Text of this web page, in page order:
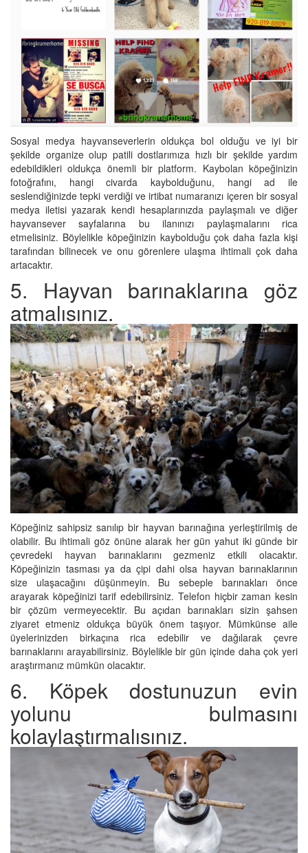
Sosyal medya hayvanseverlerin oldukça bol olduğu ve iyi bir
şekilde organize olup patili dostlarımıza hızlı bir şekilde yardım
edebildikleri oldukça önemli bir platform. Kaybolan köpeğinizin
fotoğrafını, hangi civarda kaybolduğunu, hangi ad ile
seslendiğinizde tepki verdiği ve irtibat numaranızı içeren bir sosyal
medya iletisi yazarak kendi hesaplarınızda paylaşmalı ve diğer
hayvansever sayfalarına bu ilanınızı paylaşmalarını rica
etmelisiniz. Böylelikle köpeğinizin kaybolduğu çok daha fazla kişi
tarafından bilinecek ve onu görenlere ulaşma ihtimali çok daha
artacaktır.
5. Hayvan barınaklarına göz
atmalısınız.
Köpeğiniz sahipsiz sanılıp bir hayvan barınağına yerleştirilmiş de
olabilir. Bu ihtimali göz önüne alarak her gün yahut iki günde bir
çevredeki hayvan barınaklarını gezmeniz etkili olacaktır.
Köpeğinizin tasması ya da çipi dahi olsa hayvan barınaklarının
size ulaşacağını düşünmeyin. Bu sebeple barınakları önce
arayarak köpeğinizi tarif edebilirsiniz. Telefon hiçbir zaman kesin
bir çözüm vermeyecektir. Bu açıdan barınakları sizin şahsen
ziyaret etmeniz oldukça büyük önem taşıyor. Mümkünse aile
üyelerinizden birkaçına rica edebilir ve dağılarak çevre
barınaklarını arayabilirsiniz. Böylelikle bir gün içinde daha çok yeri
araştırmanız mümkün olacaktır.
6. Köpek dostunuzun evin
yolunu bulmasını
kolaylaştırmalısınız.